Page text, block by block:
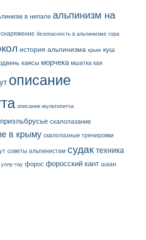
в непале альпинизм на
безопасность в альпинизме гора
история альпинизма крым куш
каясы морчека мшатка кая
описание
описание мультипитча
приэльбрусье скалолазание
в крыму скалолазные тренировки
советы альпинистам судак техника
уллу-тау форос форосский кант шаан